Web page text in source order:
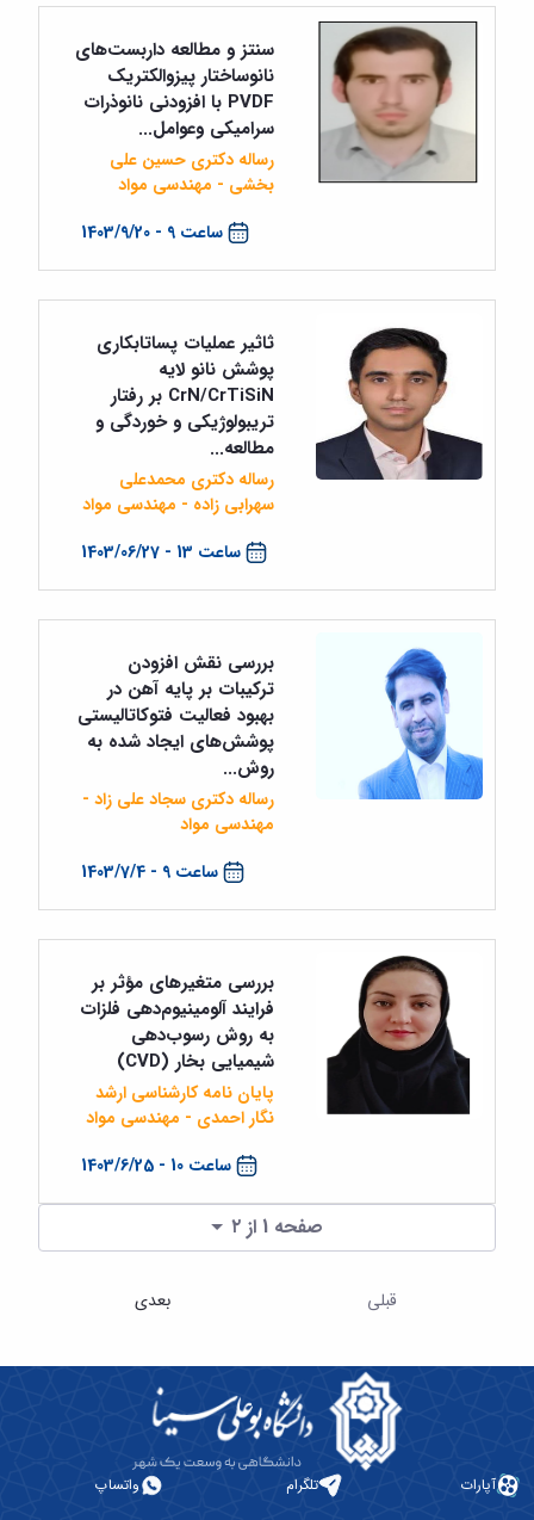
ساعت 9 - 1403/9/20
سنتز و مطالعه داربست‌های
نانوساختار پیزوالکتریک
PVDF با افزودنی نانوذرات
سرامیکی وعوامل...
رساله دکتری حسین علی
بخشی - مهندسی مواد
ساعت 13 - 1403/06/27
ثاثیر عملیات پساتابکاری
پوشش نانو لایه
CrN/CrTiSiN بر رفتار
تریبولوژیکی و خوردگی و
مطالعه...
رساله دکتری محمدعلی
سهرابی زاده - مهندسی مواد
ساعت 9 - 1403/7/4
بررسی نقش افزودن
ترکیبات بر پایه آهن در
بهبود فعالیت فتوکاتالیستی
پوشش‌های ایجاد شده به
روش...
رساله دکتری سجاد علی زاد -
مهندسی مواد
ساعت 10 - 1403/6/25
بررسی متغیرهای مؤثر بر
فرایند آلومینیوم‌دهی فلزات
به روش رسوب‌دهی
شیمیایی بخار (CVD)
پایان نامه کارشناسی ارشد
نگار احمدی - مهندسی مواد
صفحه 1 از ۲
قبلی بعدی
آپارات تلگرام واتساپ